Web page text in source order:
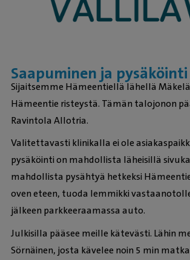
Saapuminen ja pysäköinti
Sijaitsemme Hämeentiellä lähellä
Hämeentie risteystä. Tämän talojonon
Ravintola Allotria.
Valitettavasti klinikalla ei ole
pysäköinti on mahdollista läheisillä
mahdollista pysähtyä hetkeksi
oven eteen, tuoda lemmikki
jälkeen parkkeeraamassa auto.
Julkisilla pääsee meille kätevästi. Lähin
Sörnäinen, josta kävelee noin 5 min